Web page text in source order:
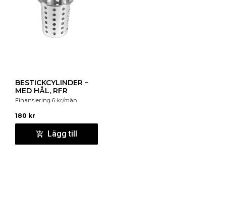
BESTICKCYLINDER –
MED HÅL, RFR
Finansiering 6 kr/mån
180 kr
Lägg till